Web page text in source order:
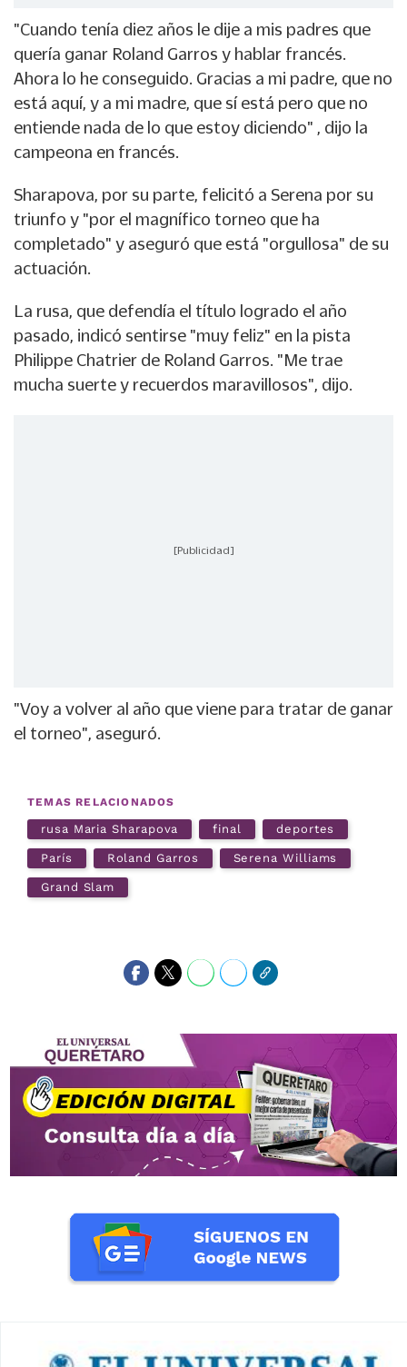
"Cuando tenía diez años le dije a mis padres que
quería ganar Roland Garros y hablar francés.
Ahora lo he conseguido. Gracias a mi padre, que no
está aquí, y a mi madre, que sí está pero que no
entiende nada de lo que estoy diciendo" , dijo la
campeona en francés.
Sharapova, por su parte, felicitó a Serena por su
triunfo y "por el magnífico torneo que ha
completado" y aseguró que está "orgullosa" de su
actuación.
La rusa, que defendía el título logrado el año
pasado, indicó sentirse "muy feliz" en la pista
Philippe Chatrier de Roland Garros. "Me trae
mucha suerte y recuerdos maravillosos", dijo.
[Publicidad]
"Voy a volver al año que viene para tratar de ganar
el torneo", aseguró.
TEMAS RELACIONADOS
rusa Maria Sharapova final deportes
París Roland Garros Serena Williams
Grand Slam